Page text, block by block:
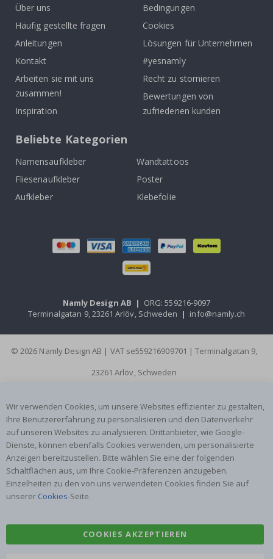
Über uns
Häufig gestellte fragen
Anleitungen
Kontakt
Arbeiten sie mit uns
zusammen!
Inspiration
Bedingungen
Cookies
Lösungen für Unternehmen
#yesnamly
Recht zu stornieren
Bewertungen von
zufriedenen kunden
Beliebte Kategorien
Namensaufkleber
Wandtattoos
Fliesenaufkleber
Poster
Aufkleber
Klebefolie
Namly Design AB | ORG: 559216-9097
Terminalgatan 9, 23261 Arlöv, Schweden | info@namly.ch
© 2026 Namly Design AB | VAT se559216909701 | Terminalgatan 9,
23261 Arlöv, Schweden
Wir verwenden Cookies, um unsere Websites effizienter zu gestalten,
Ihre Benutzererfahrung zu personalisieren und den Datenverkehr
auf unseren Websites zu analysieren. Drittanbieter, wie Google-
Dienste, können ebenfalls Cookies verwenden, um personalisierte
Anzeigen bereitzustellen. Bitte wählen Sie eine der folgenden
Schaltflächen aus, um Ihre Cookie-Präferenzen anzugeben.
Einzelheiten zu den von uns verwendeten Cookies finden Sie auf
unserer Cookies-Seite.
COOKIES AKZEPTIEREN